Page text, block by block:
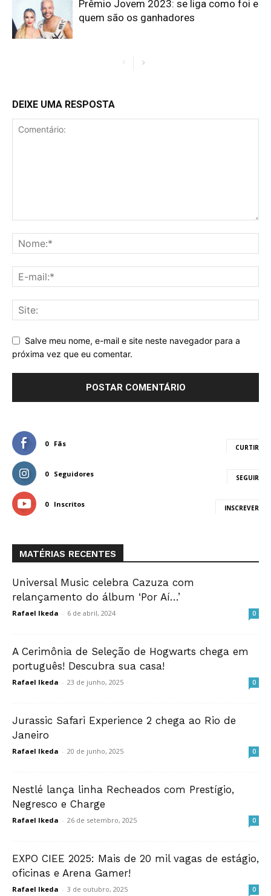
Prêmio Jovem 2023: se liga como foi e
quem são os ganhadores
DEIXE UMA RESPOSTA
Salve meu nome, e-mail e site neste navegador para a
próxima vez que eu comentar.
0 Fãs CURTIR
0 Seguidores SEGUIR
0 Inscritos INSCREVER
MATÉRIAS RECENTES
Universal Music celebra Cazuza com
relançamento do álbum ‘Por Aí…’
Rafael Ikeda - 6 de abril, 2024 0
A Cerimônia de Seleção de Hogwarts chega em
português! Descubra sua casa!
Rafael Ikeda - 23 de junho, 2025 0
Jurassic Safari Experience 2 chega ao Rio de
Janeiro
Rafael Ikeda - 20 de junho, 2025 0
Nestlé lança linha Recheados com Prestígio,
Negresco e Charge
Rafael Ikeda - 26 de setembro, 2025 0
EXPO CIEE 2025: Mais de 20 mil vagas de estágio,
oficinas e Arena Gamer!
Rafael Ikeda - 3 de outubro, 2025 0